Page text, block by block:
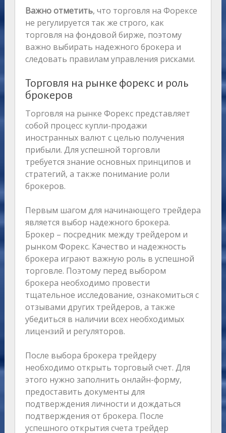
Важно отметить, что торговля на Форексе
не регулируется так же строго, как
торговля на фондовой бирже, поэтому
важно выбирать надежного брокера и
следовать правилам управления рисками.
Торговля на рынке форекс и роль
брокеров
Торговля на рынке Форекс представляет
собой процесс купли-продажи
иностранных валют с целью получения
прибыли. Для успешной торговли
требуется знание основных принципов и
стратегий, а также понимание роли
брокеров.
Первым шагом для начинающего трейдера
является выбор надежного брокера.
Брокер – посредник между трейдером и
рынком Форекс. Качество и надежность
брокера играют важную роль в успешной
торговле. Поэтому перед выбором
брокера необходимо провести
тщательное исследование, ознакомиться с
отзывами других трейдеров, а также
убедиться в наличии всех необходимых
лицензий и регуляторов.
После выбора брокера трейдеру
необходимо открыть торговый счет. Для
этого нужно заполнить онлайн-форму,
предоставить документы для
подтверждения личности и дождаться
подтверждения от брокера. После
успешного открытия счета трейдер